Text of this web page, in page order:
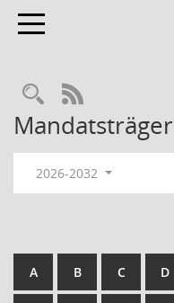
Toggle navigation
RSS-Feed
Mandatsträger
2026-2032
A B C D